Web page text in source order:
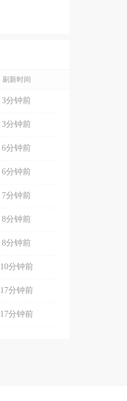
刷新时间
3分钟前
3分钟前
6分钟前
6分钟前
7分钟前
8分钟前
8分钟前
10分钟前
17分钟前
17分钟前